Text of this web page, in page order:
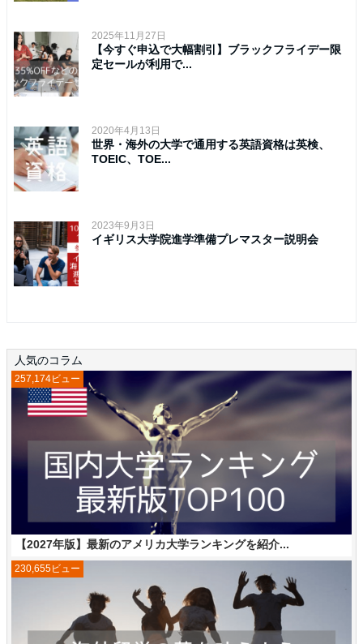
2025年11月27日
【今すぐ申込で大幅割引】ブラックフライデー限
定セールが利用で...
2020年4月13日
世界・海外の大学で通用する英語資格は英検、
TOEIC、TOE...
2023年9月3日
イギリス大学院進学準備プレマスター説明会
人気のコラム
【2027年版】最新のアメリカ大学ランキングを紹介...
257,174ビュー
230,655ビュー